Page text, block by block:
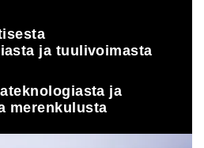
ja tuulivoimasta
ja
merenkulusta